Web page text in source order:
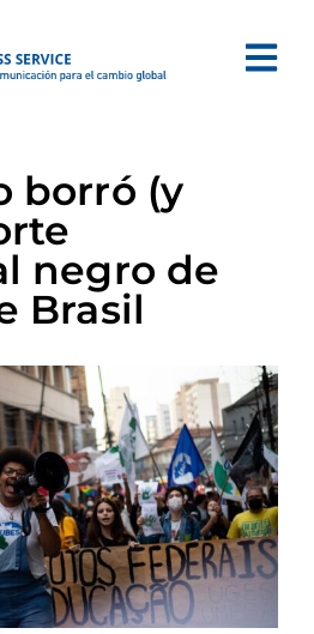
borró (y
negro de
Brasil